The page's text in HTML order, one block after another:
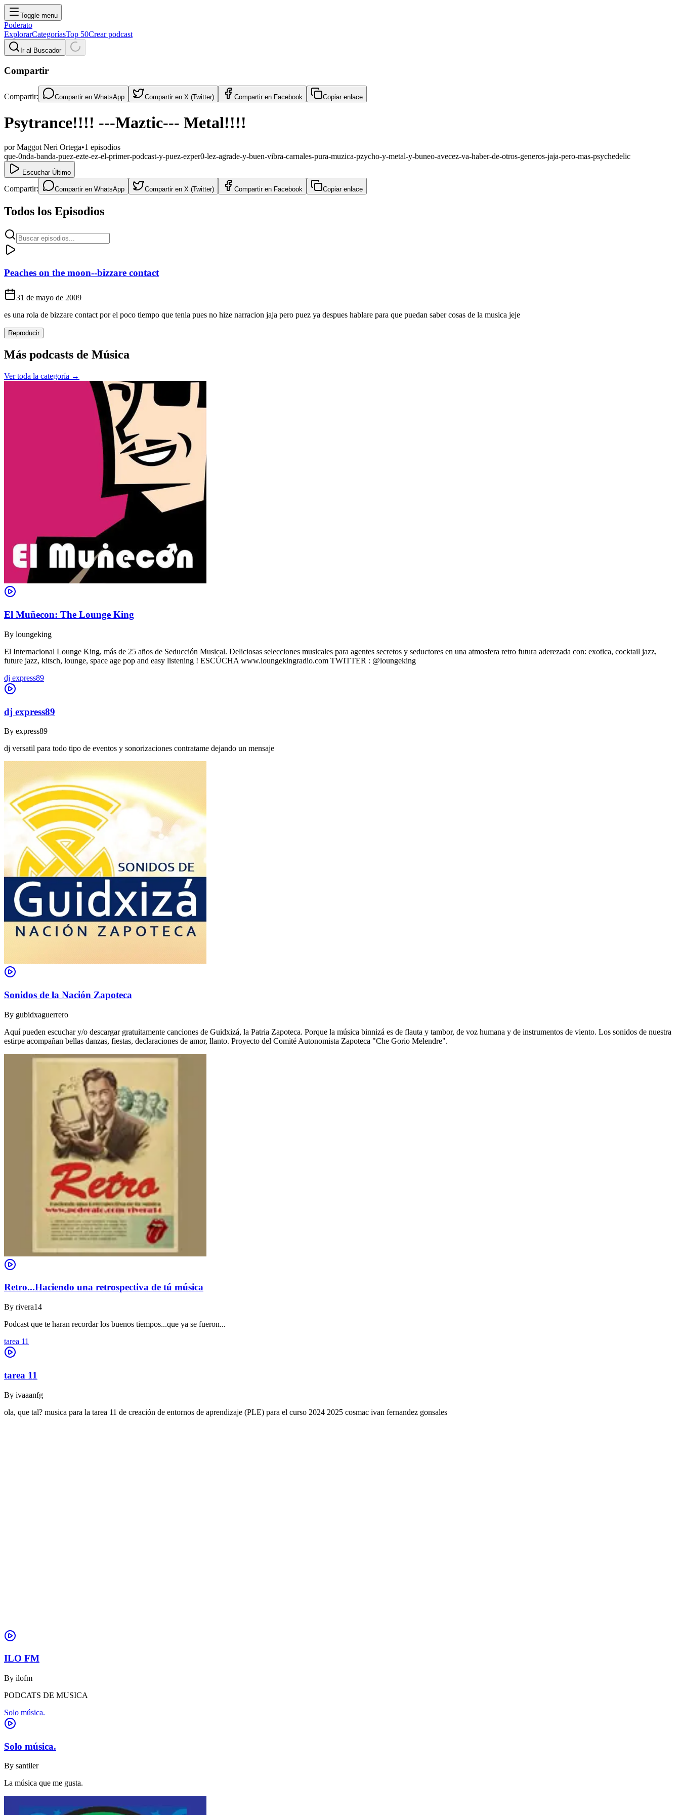
Toggle menu
Poderato
ExplorarCategoríasTop 50Crear podcast
Ir al Buscador
Compartir
Compartir: Compartir en WhatsApp Compartir en X (Twitter) Compartir en Facebook Copiar enlace
Psytrance!!!! ---Maztic--- Metal!!!!
porMaggot Neri Ortega•1 episodios
que-0nda-banda-puez-ezte-ez-el-primer-podcast-y-puez-ezper0-lez-agrade-y-buen-vibra-carnales-pura-muzica-pzycho-y-metal-y-buneo-avecez-va-haber-de-otros-generos-jaja-pero-mas-psychedelic
Escuchar Último
Compartir: Compartir en WhatsApp Compartir en X (Twitter) Compartir en Facebook Copiar enlace
Todos los Episodios
Peaches on the moon--bizzare contact
31 de mayo de 2009
es una rola de bizzare contact por el poco tiempo que tenia pues no hize narracion jaja pero puez ya despues hablare para que puedan saber cosas de la musica jeje
Reproducir
Más podcasts de Música
Ver toda la categoría →
El Muñecon: The Lounge King
By loungeking
El Internacional Lounge King, más de 25 años de Seducción Musical. Deliciosas selecciones musicales para agentes secretos y seductores en una atmosfera retro futura aderezada con: exotica, cocktail jazz,
future jazz, kitsch, lounge, space age pop and easy listening ! ESCÚCHA www.loungekingradio.com TWITTER : @loungeking
dj express89
dj express89
By express89
dj versatil para todo tipo de eventos y sonorizaciones contratame dejando un mensaje
Sonidos de la Nación Zapoteca
By gubidxaguerrero
Aquí pueden escuchar y/o descargar gratuitamente canciones de Guidxizá, la Patria Zapoteca. Porque la música binnizá es de flauta y tambor, de voz humana y de instrumentos de viento. Los sonidos de nuestra
estirpe acompañan bellas danzas, fiestas, declaraciones de amor, llanto. Proyecto del Comité Autonomista Zapoteca "Che Gorio Melendre".
Retro...Haciendo una retrospectiva de tú música
By rivera14
Podcast que te haran recordar los buenos tiempos...que ya se fueron...
tarea 11
tarea 11
By ivaaanfg
ola, que tal? musica para la tarea 11 de creación de entornos de aprendizaje (PLE) para el curso 2024 2025 cosmac ivan fernandez gonsales
ILO FM
By ilofm
PODCATS DE MUSICA
Solo música.
Solo música.
By santiler
La música que me gusta.